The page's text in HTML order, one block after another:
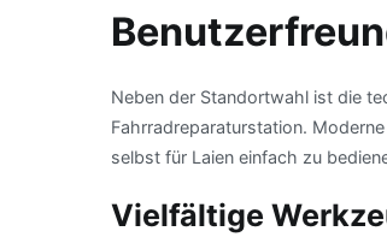
Neben der Standortwahl ist die
Fahrradreparaturstation.
selbst für Laien einfach zu
Vielfältige